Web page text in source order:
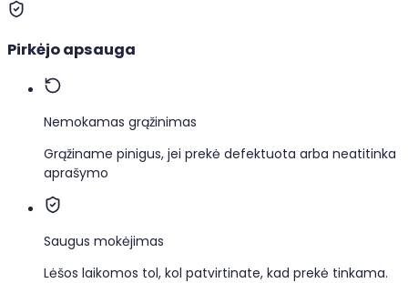
Pirkėjo apsauga
Nemokamas grąžinimas
Grąžiname pinigus, jei prekė defektuota arba neatitinka
aprašymo
Saugus mokėjimas
Lėšos laikomos tol, kol patvirtinate, kad prekė tinkama.